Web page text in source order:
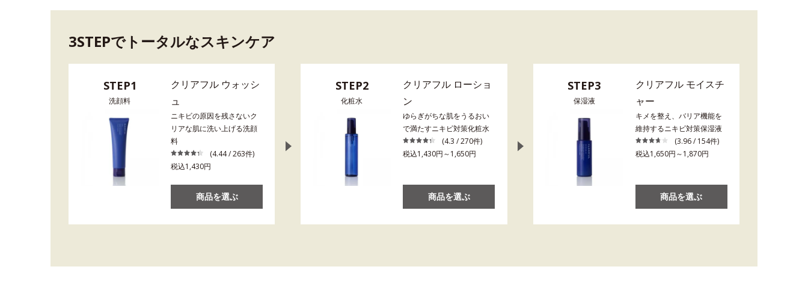
3STEPでトータルなスキンケア
STEP1
洗顔料
クリアフル ウォッシ
ュ
ニキビの原因を残さないク
リアな肌に洗い上げる洗顔
料
(4.44 / 263件)
税込1,430円
商品を選ぶ
STEP2
化粧水
クリアフル ローショ
ン
ゆらぎがちな肌をうるおい
で満たすニキビ対策化粧水
(4.3 / 270件)
税込1,430円～1,650円
商品を選ぶ
STEP3
保湿液
クリアフル モイスチ
ャー
キメを整え、バリア機能を
維持するニキビ対策保湿液
(3.96 / 154件)
税込1,650円～1,870円
商品を選ぶ